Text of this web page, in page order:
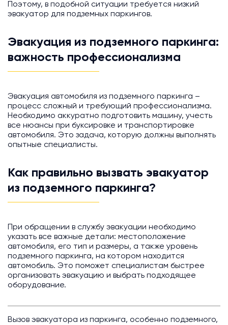
Поэтому, в подобной ситуации требуется низкий
эвакуатор для подземных паркингов.
Эвакуация из подземного паркинга:
важность профессионализма
Эвакуация автомобиля из подземного паркинга –
процесс сложный и требующий профессионализма.
Необходимо аккуратно подготовить машину, учесть
все нюансы при буксировке и транспортировке
автомобиля. Это задача, которую должны выполнять
опытные специалисты.
Как правильно вызвать эвакуатор
из подземного паркинга?
При обращении в службу эвакуации необходимо
указать все важные детали: местоположение
автомобиля, его тип и размеры, а также уровень
подземного паркинга, на котором находится
автомобиль. Это поможет специалистам быстрее
организовать эвакуацию и выбрать подходящее
оборудование.
Вызов эвакуатора из паркинга, особенно подземного,